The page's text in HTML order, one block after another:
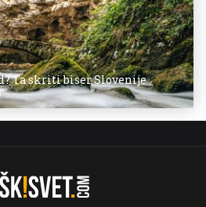
Ta skriti biser Slovenije